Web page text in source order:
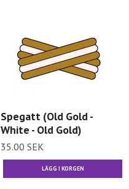
Spegatt (Old Gold -
White - Old Gold)
35.00 SEK